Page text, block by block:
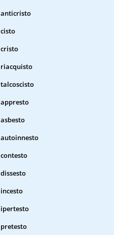
anticristo
cisto
cristo
riacquisto
talcoscisto
appresto
asbesto
autoinnesto
contesto
dissesto
incesto
ipertesto
pretesto